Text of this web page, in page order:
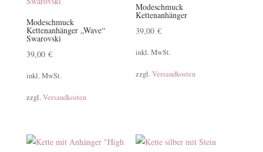
Modeschmuck
Kettenanhänger „Wave“
Swarovski
39,00 €
inkl. MwSt.
zzgl. Versandkosten
Modeschmuck
Kettenanhänger
39,00€
inkl. MwSt.
zzgl.Versandkosten